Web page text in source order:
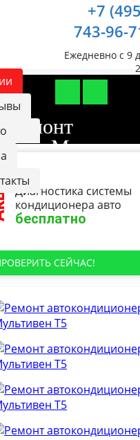
+7
743-96-
Ежедневно с 9
ремонт
в Москве,
СЗАО
Диагностика системы
кондиционера авто
бесплатно
СЕЙЧАС!